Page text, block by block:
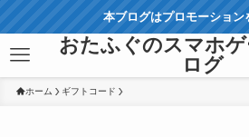
本ブログはプロモーション
おたふぐのスマホ
ログ
ホーム ギフトコード